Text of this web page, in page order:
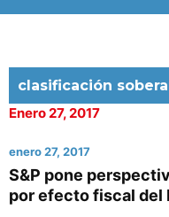
clasificación
Enero 27, 2017
enero 27, 2017
S&P pone
por efecto fiscal del